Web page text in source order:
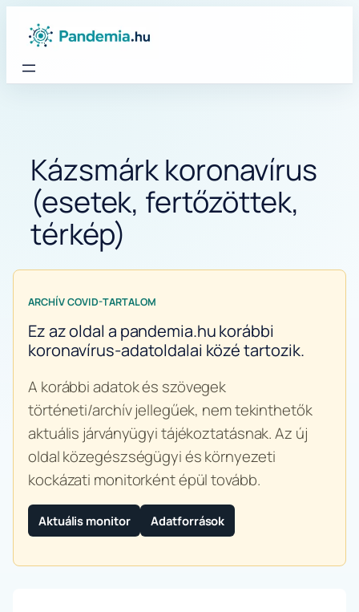
Kázsmárk koronavírus
(esetek, fertőzöttek,
térkép)
ARCHÍV COVID-TARTALOM
Ez az oldal a pandemia.hu korábbi
koronavírus-adatoldalai közé tartozik.
A korábbi adatok és szövegek
történeti/archív jellegűek, nem tekinthetők
aktuális járványügyi tájékoztatásnak. Az új
oldal közegészségügyi és környezeti
kockázati monitorként épül tovább.
Aktuális monitor Adatforrások